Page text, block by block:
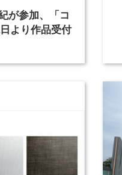
が参加、「コ
より作品受付